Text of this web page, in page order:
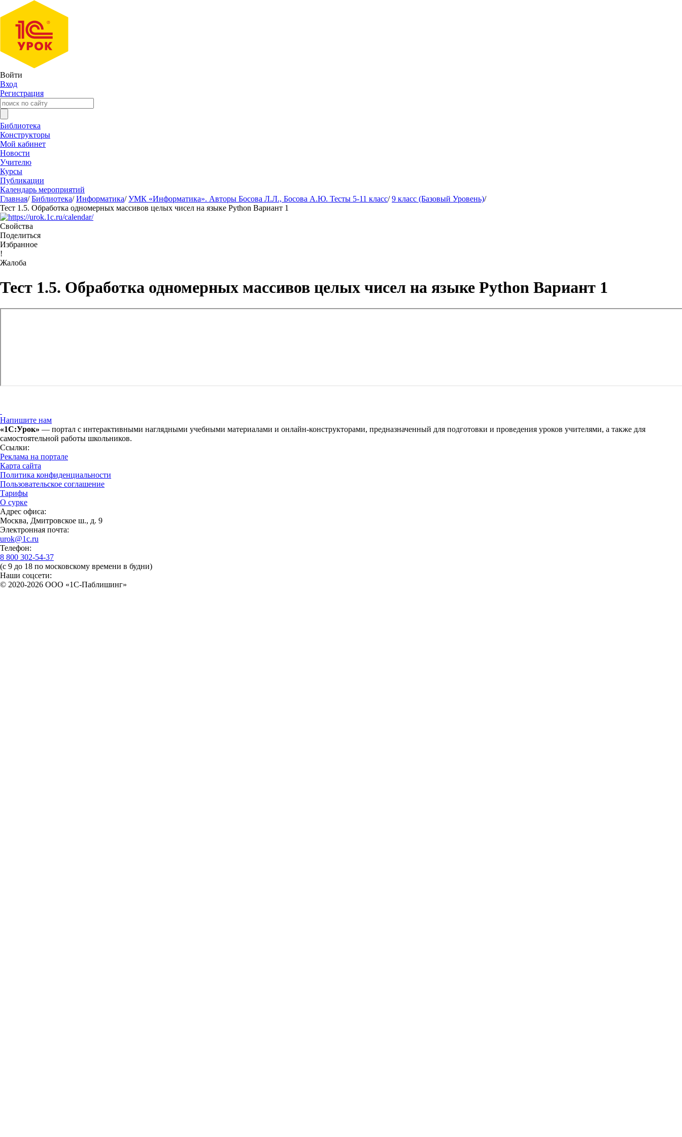
Войти
Вход
Регистрация
Библиотека
Конструкторы
Мой кабинет
Новости
Учителю
Курсы
Публикации
Календарь мероприятий
Главная/ Библиотека/ Информатика/ УМК «Информатика». Авторы Босова Л.Л., Босова А.Ю. Тесты 5-11 класс/ 9 класс (Базовый Уровень)/
Тест 1.5. Обработка одномерных массивов целых чисел на языке Python Вариант 1
Свойства
Поделиться
Избранное
!
Жалоба
Тест 1.5. Обработка одномерных массивов целых чисел на языке Python Вариант 1
Напишите нам
«1С:Урок» — портал с интерактивными наглядными учебными материалами и онлайн-конструкторами, предназначенный для подготовки и проведения уроков учителями, а также для
самостоятельной работы школьников.
Ссылки:
Реклама на портале
Карта сайта
Политика конфиденциальности
Пользовательское соглашение
Тарифы
О сурке
Адрес офиса:
Москва, Дмитровское ш., д. 9
Электронная почта:
urok@1c.ru
Телефон:
8 800 302-54-37
(с 9 до 18 по московскому времени в будни)
Наши соцсети:
© 2020-2026 OOO «1С-Паблишинг»